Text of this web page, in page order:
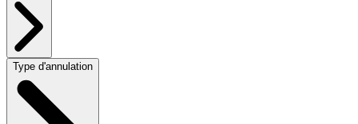
Type d'annulation